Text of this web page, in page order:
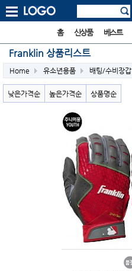
홈 신상품 베스트
Franklin 상품리스트
Home 유소년용품 배팅/수비장갑
낮은가격순 높은가격순 상품명순